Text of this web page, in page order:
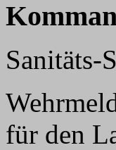
Sanitäts-
für den